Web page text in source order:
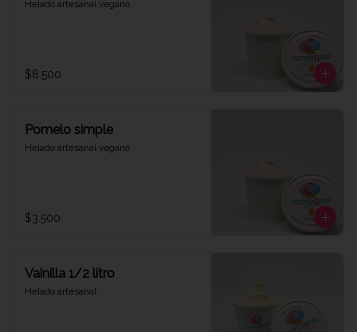
Helado artesanal vegano
$8.500
Pomelo simple
Helado artesanal vegano
$3.500
Vainilla 1/2 litro
Helado artesanal